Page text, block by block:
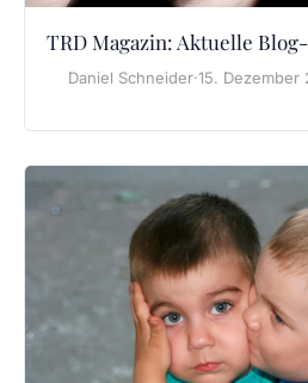
TRD Magazin: Aktuelle
Daniel Schneider·15. Dezember